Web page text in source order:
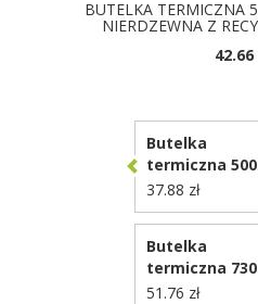
BUTELKA TERMICZNA
NIERDZEWNA Z
42.66
Butelka
termiczna 500
ml VA872
37.88 zł
Butelka
termiczna 730
ml VA492
51.76 zł